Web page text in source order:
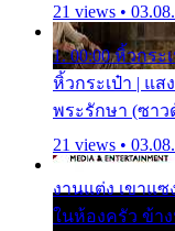
21 views •
1. 00:00 หิ้วกระ
หิ้วกระเป๋า | แส
พระรักษา (ซาว
21 views •
งานแต่ง เขาแ
ในห้องครัว ข้าง